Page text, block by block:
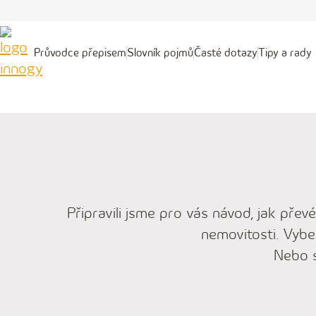
Průvodce přepisem
Průvodce
přepisem
Slovník pojmů
Slovník
Časté dotazy
Časté
Tipy a rady
Tipy
Připravili jsme pro vás návod, jak
nemovitosti.
Nebo